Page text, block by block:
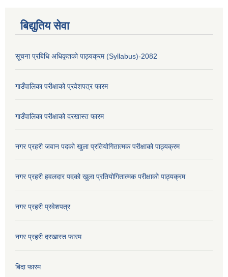
बिद्युतिय सेवा
सूचना प्रबिधि अधिकृतको पाठ्यक्रम (Syllabus)-2082
गाउँपालिका परीक्षाको प्रवेशपत्र फारम
गाउँपालिका परीक्षाको दरखास्त फारम
नगर प्रहरी जवान पदको खुला प्रतियोगितात्मक परीक्षाको पाठ्यक्रम
नगर प्रहरी हवलदार पदको खुला प्रतियोगितात्मक परीक्षाको पाठ्यक्रम
नगर प्रहरी प्रवेशपत्र
नगर प्रहरी दरखास्त फारम
बिदा फारम